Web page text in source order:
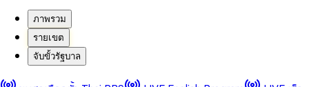
ภาพรวม
รายเขต
จับขั้วรัฐบาล
00